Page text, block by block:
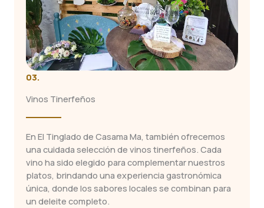
03.
Vinos Tinerfeños
En El Tinglado de Casama Ma, también ofrecemos
una cuidada selección de vinos tinerfeños. Cada
vino ha sido elegido para complementar nuestros
platos, brindando una experiencia gastronómica
única, donde los sabores locales se combinan para
un deleite completo.